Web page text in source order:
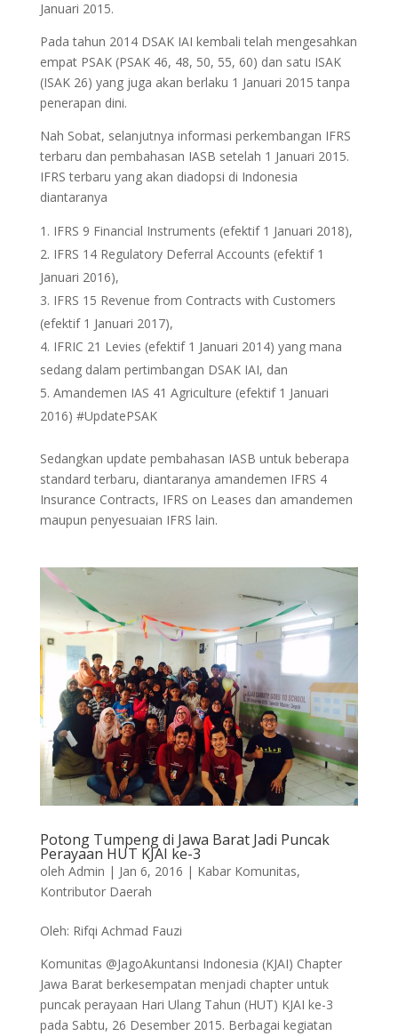
Januari 2015.
Pada tahun 2014 DSAK IAI kembali telah mengesahkan
empat PSAK (PSAK 46, 48, 50, 55, 60) dan satu ISAK
(ISAK 26) yang juga akan berlaku 1 Januari 2015 tanpa
penerapan dini.
Nah Sobat, selanjutnya informasi perkembangan IFRS
terbaru dan pembahasan IASB setelah 1 Januari 2015.
IFRS terbaru yang akan diadopsi di Indonesia
diantaranya
IFRS 9 Financial Instruments (efektif 1 Januari 2018),
IFRS 14 Regulatory Deferral Accounts (efektif 1
Januari 2016),
IFRS 15 Revenue from Contracts with Customers
(efektif 1 Januari 2017),
IFRIC 21 Levies (efektif 1 Januari 2014) yang mana
sedang dalam pertimbangan DSAK IAI, dan
Amandemen IAS 41 Agriculture (efektif 1 Januari
2016) #UpdatePSAK
Sedangkan update pembahasan IASB untuk beberapa
standard terbaru, diantaranya amandemen IFRS 4
Insurance Contracts, IFRS on Leases dan amandemen
maupun penyesuaian IFRS lain.
Potong Tumpeng di Jawa Barat Jadi Puncak
Perayaan HUT KJAI ke-3
oleh Admin | Jan 6, 2016 | Kabar Komunitas,
Kontributor Daerah
Oleh: Rifqi Achmad Fauzi
Komunitas @JagoAkuntansi Indonesia (KJAI) Chapter
Jawa Barat berkesempatan menjadi chapter untuk
puncak perayaan Hari Ulang Tahun (HUT) KJAI ke-3
pada Sabtu, 26 Desember 2015. Berbagai kegiatan